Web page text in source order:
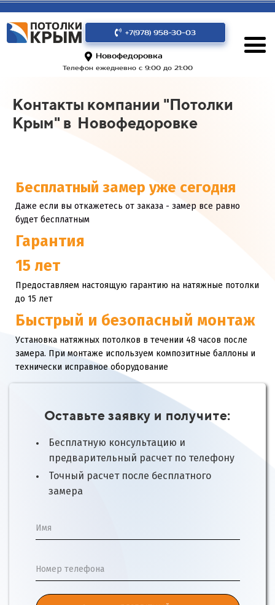
+7(978) 958-30-03
Новофедоровка
Телефон ежедневно с 9:00 до 21:00
Контакты компании "Потолки
Крым" в Новофедоровке
Бесплатный замер уже сегодня
Даже если вы откажетесь от заказа - замер все равно
будет бесплатным
Гарантия
15 лет
Предоставляем настоящую гарантию на натяжные потолки
до 15 лет
Быстрый и безопасный монтаж
Установка натяжных потолков в течении 48 часов после
замера. При монтаже используем композитные баллоны и
технически исправное оборудование
Оставьте заявку и получите:
Бесплатную консультацию и
предварительный расчет по телефону
Точный расчет после бесплатного
замера
Имя
Номер телефона